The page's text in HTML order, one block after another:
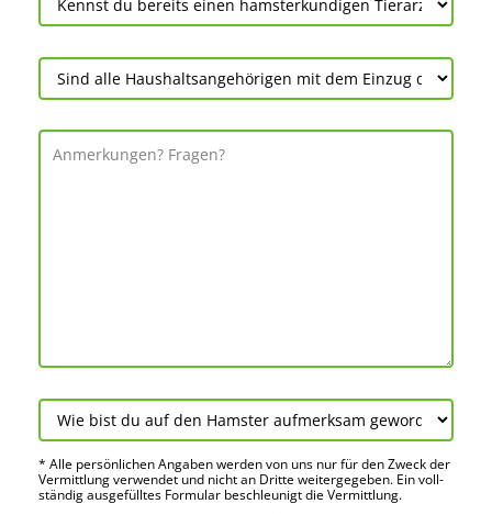
* Alle persön­lichen Angaben werden von uns nur für den Zweck der
Vermitt­lung verwendet und nicht an Dritte weiter­gegeben. Ein voll­
ständig ausge­fülltes Formular beschleu­nigt die Vermitt­lung.